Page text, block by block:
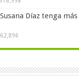
Díaz tenga más